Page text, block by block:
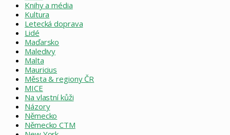
Knihy a média
Kultura
Letecká doprava
Lidé
Maďarsko
Maledivy
Malta
Mauricius
Města & regiony ČR
MICE
Na vlastní kůži
Názory
Německo
Německo CTM